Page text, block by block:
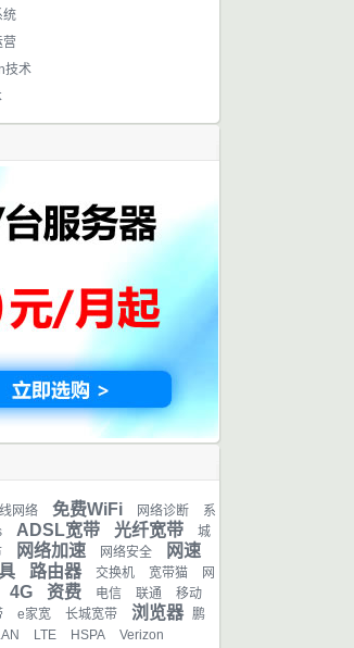
统
营
技术
网络 免费WiFi 网络诊断
系
ADSL宽带 光纤宽带
城
网络加速 网络安全
网速
路由器 交换机 宽带猫
网
4G 资费 电信 联通 移动
e家宽 长城宽带 浏览器 鹏
LTE HSPA Verizon